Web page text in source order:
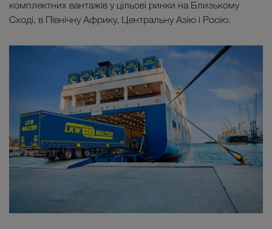
комплектних вантажів у цільові ринки на Близькому
Сході, в Північну Африку, Центральну Азію і Росію.